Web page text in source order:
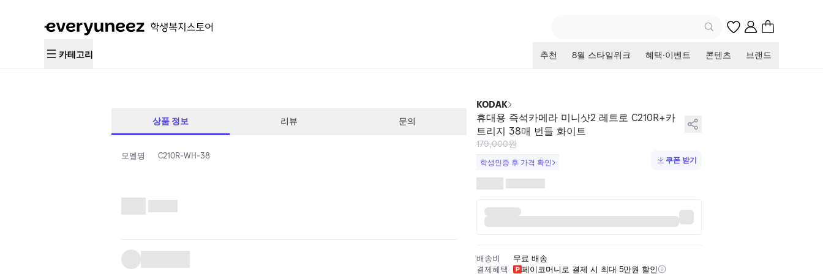
카테고리 추천 8월 스타일위크 혜택·이벤트 콘텐츠 브랜드
상품 정보 리뷰 문의
모델명 C210R-WH-38
KODAK
휴대용 즉석카메라 미니샷2 레트로 C210R+카
트리지 38매 번들 화이트
179,000원
학생인증 후 가격 확인 쿠폰 받기
배송비
무료 배송
결제혜택
페이코머니로 결제 시 최대 5만원 할인